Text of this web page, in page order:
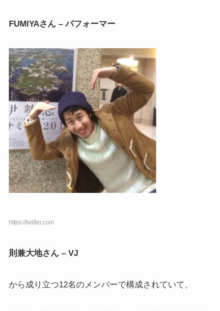
FUMIYAさん – パフォーマー
https://twitter.com
則兼大地さん – VJ
から成り立つ12名のメンバーで構成されていて、